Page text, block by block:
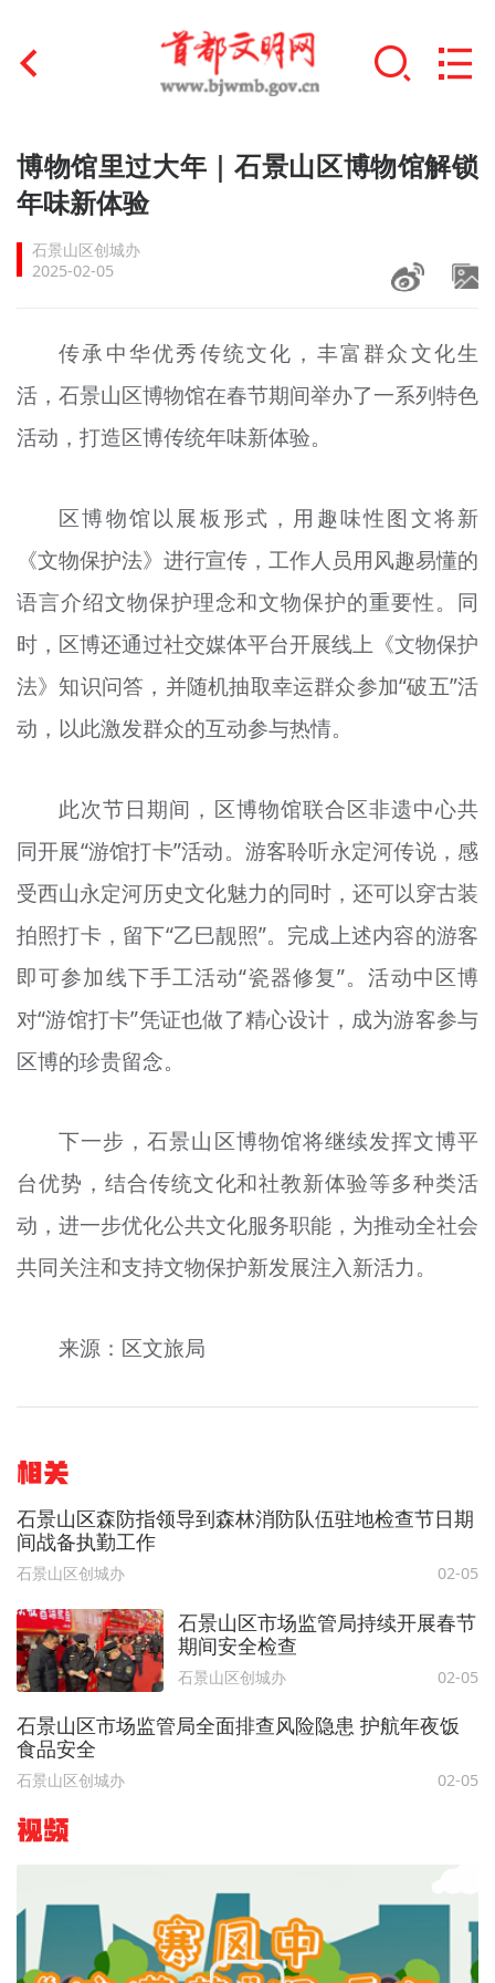
首页
文明创建
文明实践
未成年人思想道德建设
榜样人物
+
文明评论
北京宣传文化引导基金
宣传思想文化人才
专题
资料库
博物馆里过大年｜石景山区博物馆解锁
年味新体验
石景山区创城办
2025-02-05
传承中华优秀传统文化，丰富群众文化生
活，石景山区博物馆在春节期间举办了一系列特色
活动，打造区博传统年味新体验。
区博物馆以展板形式，用趣味性图文将新
《文物保护法》进行宣传，工作人员用风趣易懂的
语言介绍文物保护理念和文物保护的重要性。同
时，区博还通过社交媒体平台开展线上《文物保护
法》知识问答，并随机抽取幸运群众参加“破五”活
动，以此激发群众的互动参与热情。
此次节日期间，区博物馆联合区非遗中心共
同开展“游馆打卡”活动。游客聆听永定河传说，感
受西山永定河历史文化魅力的同时，还可以穿古装
拍照打卡，留下“乙巳靓照”。完成上述内容的游客
即可参加线下手工活动“瓷器修复”。活动中区博
对“游馆打卡”凭证也做了精心设计，成为游客参与
区博的珍贵留念。
下一步，石景山区博物馆将继续发挥文博平
台优势，结合传统文化和社教新体验等多种类活
动，进一步优化公共文化服务职能，为推动全社会
共同关注和支持文物保护新发展注入新活力。
来源：区文旅局
相关
石景山区森防指领导到森林消防队伍驻地检查节日期
间战备执勤工作
石景山区创城办 02-05
石景山区市场监管局持续开展春节
期间安全检查
石景山区创城办 02-05
石景山区市场监管局全面排查风险隐患 护航年夜饭
食品安全
石景山区创城办 02-05
视频